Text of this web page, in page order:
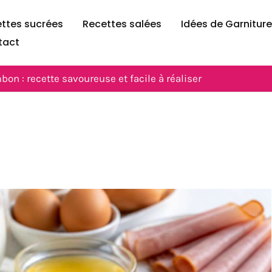
sucrées Recettes salées Idées de
: recette savoureuse et facile à réaliser